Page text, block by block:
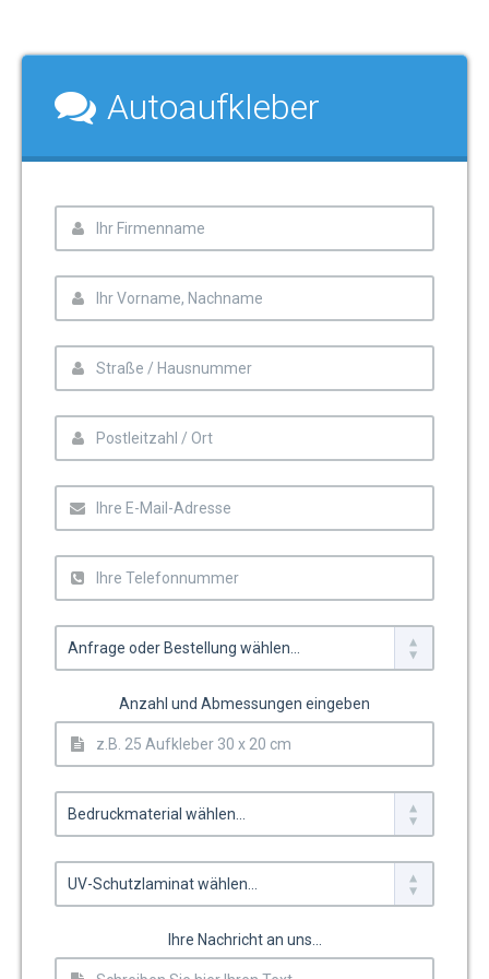
Autoaufkleber
Anzahl und Abmessungen eingeben
Ihre Nachricht an uns...